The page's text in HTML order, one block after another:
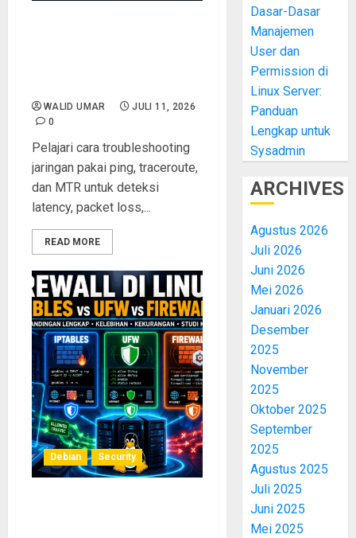
WALID UMAR
JULI 11, 2026
0
Pelajari cara troubleshooting
jaringan pakai ping, traceroute,
dan MTR untuk deteksi
latency, packet loss,...
READ MORE
Debian Security
Dasar-Dasar
Manajemen
User dan
Permission di
Linux Server:
Panduan
Lengkap untuk
Sysadmin
ARCHIVES
Agustus 2026
Juli 2026
Juni 2026
Mei 2026
Januari 2026
Desember
2025
November
2025
Oktober 2025
September
2025
Agustus 2025
Juli 2025
Juni 2025
Mei 2025